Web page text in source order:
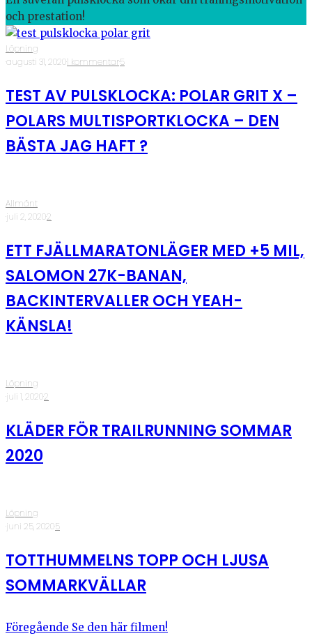
och prestation!
Löpning
·augusti 31, 2020·1 kommentar·5
TEST AV PULSKLOCKA: POLAR GRIT X –
POLARS MULTISPORTKLOCKA – DEN
BÄSTA JAG HAFT ?
Allmänt
·juli 2, 2020·2
ETT FJÄLLMARATONLÄGER MED +5 MIL,
SALOMON 27K-BANAN,
BACKINTERVALLER OCH YEAH-
KÄNSLA!
Löpning
·juli 1, 2020·2
KLÄDER FÖR TRAILRUNNING SOMMAR
2020
Löpning
·juni 25, 2020·5
TOTTHUMMELNS TOPP OCH LJUSA
SOMMARKVÄLLAR
Föregående Se den här filmen!